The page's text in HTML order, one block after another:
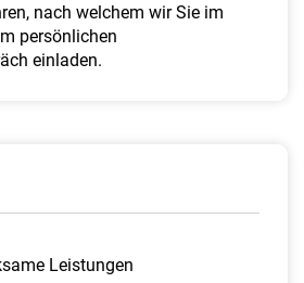
nach welchem wir Sie im
persönlichen
einladen.
Leistungen